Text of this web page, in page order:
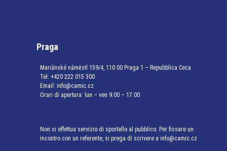
Praga
Mariánské náměstí 159/4, 110 00 Praga 1 – Repubblica Ceca
Tel: +420 222 015 300
Email: info@camic.cz
Orari di apertura: lun – ven 9:00 – 17:00
Non si effettua servizio di sportello al pubblico. Per fissare un
incontro con un referente, si prega di scrivere a info@camic.cz